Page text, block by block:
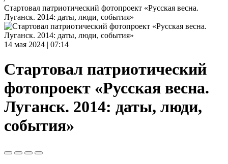
Стартовал патриотический фотопроект «Русская весна.
Луганск. 2014: даты, люди, события»
14 мая 2024 | 07:14
Стартовал патриотический
фотопроект «Русская весна.
Луганск. 2014: даты, люди,
события»